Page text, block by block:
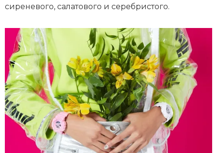
сиреневого, салатового и серебристого.